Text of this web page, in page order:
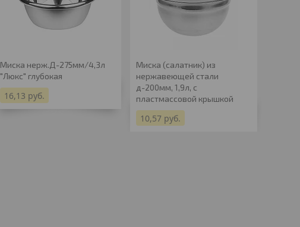
Миска нерж.Д-275мм/4,3л
"Люкс" глубокая
16,13 руб.
Миска (салатник) из
нержавеющей стали
д-200мм, 1,9л, с
пластмассовой крышкой
10,57 руб.